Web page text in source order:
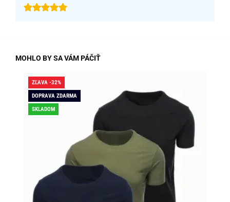
MOHLO BY SA VÁM PÁČIŤ
ZĽAVA -32%
DOPRAVA ZDARMA
SKLADOM